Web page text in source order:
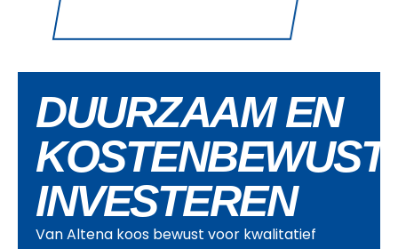
DUURZAAM EN
KOSTENBEWUST
INVESTEREN
Van Altena koos bewust voor kwalitatief